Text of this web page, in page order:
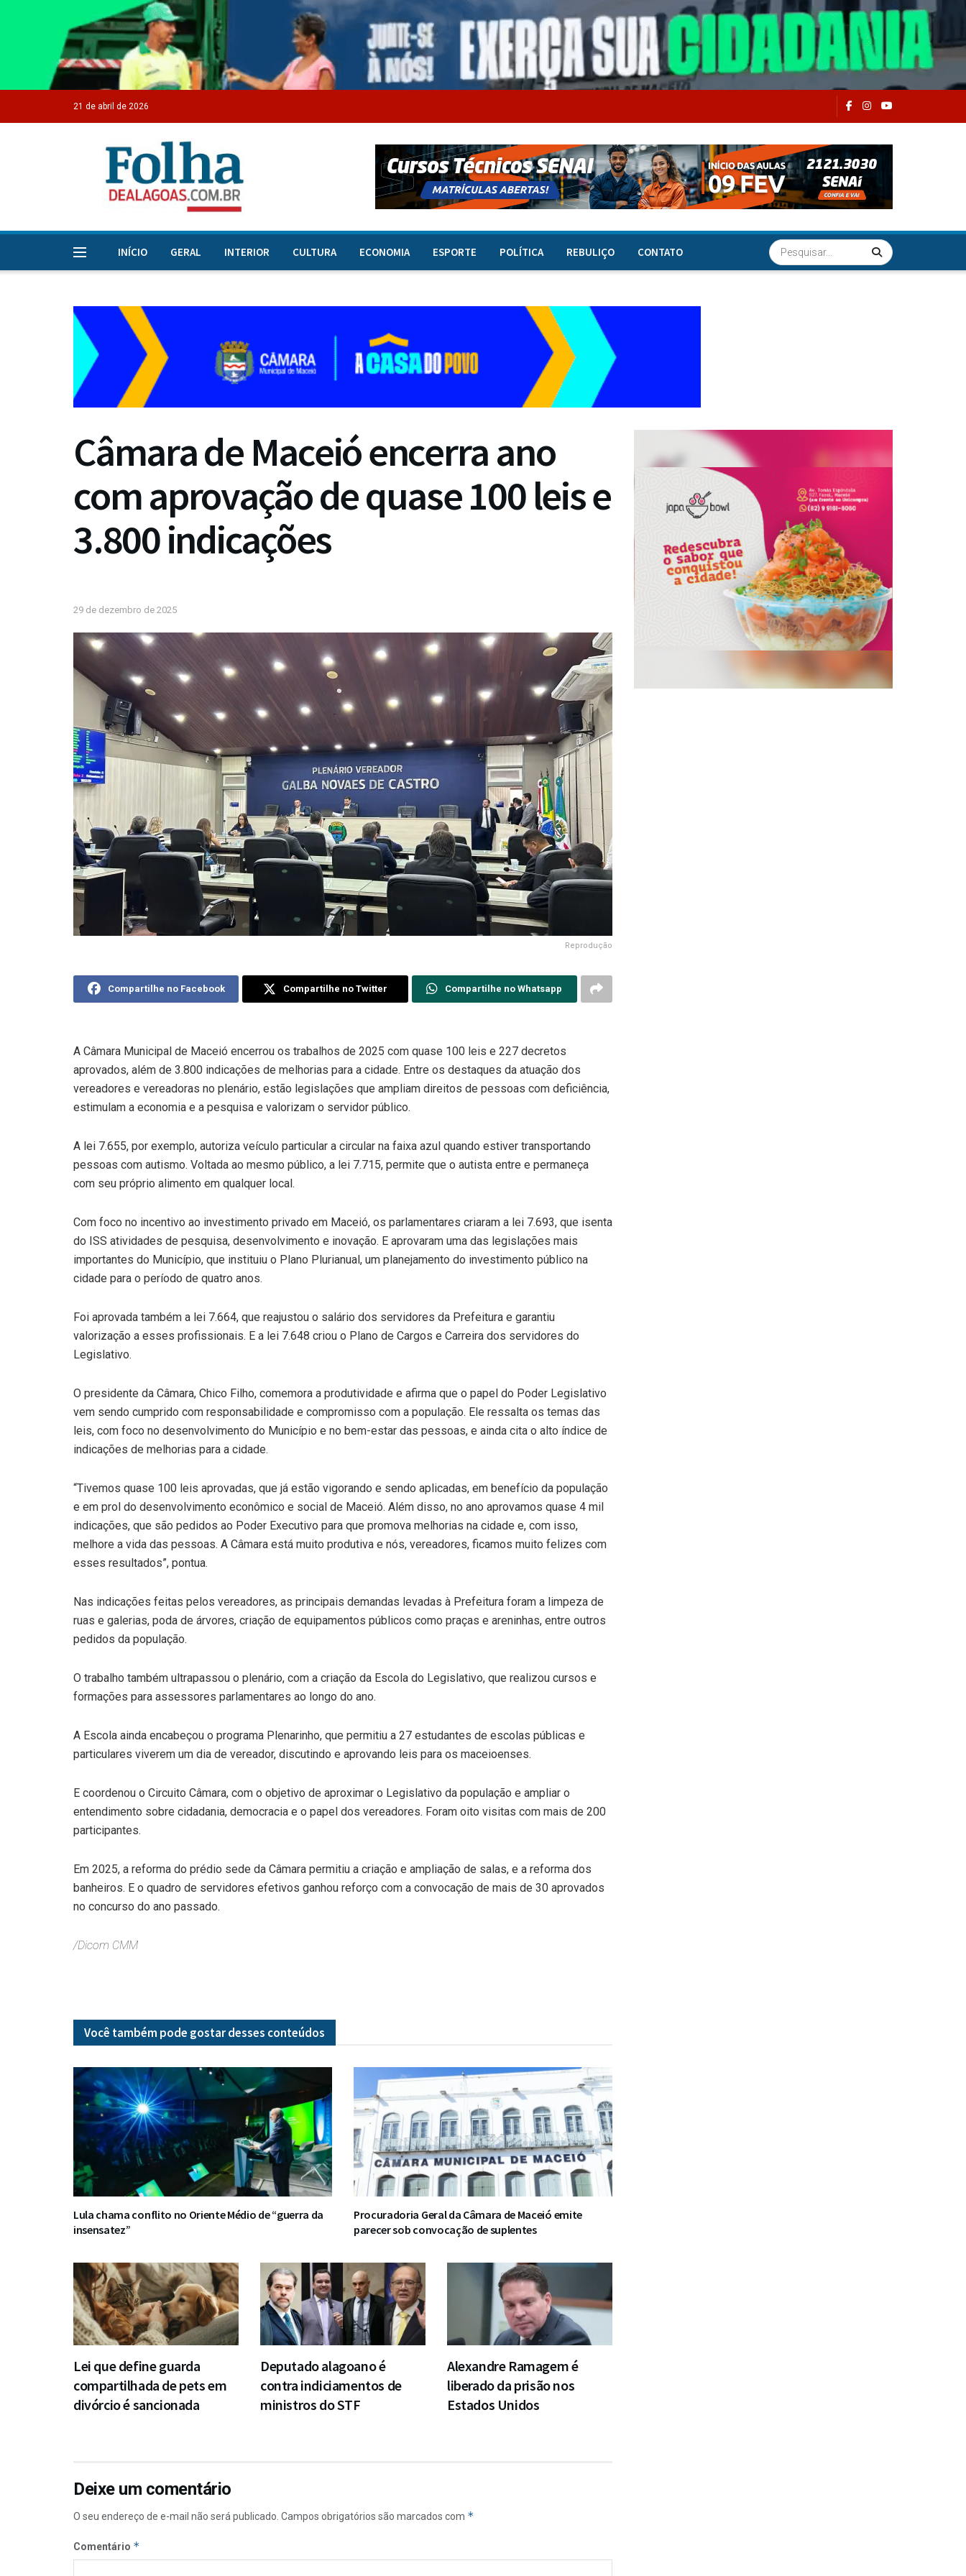
21 de abril de 2026
INÍCIO GERAL INTERIOR CULTURA ECONOMIA ESPORTE POLÍTICA REBULIÇO CONTATO
Câmara de Maceió encerra ano
com aprovação de quase 100 leis e
3.800 indicações
29 de dezembro de 2025
Reprodução
Compartilhe no Facebook Compartilhe no Twitter Compartilhe no Whatsapp
A Câmara Municipal de Maceió encerrou os trabalhos de 2025 com quase 100 leis e 227 decretos
aprovados, além de 3.800 indicações de melhorias para a cidade. Entre os destaques da atuação dos
vereadores e vereadoras no plenário, estão legislações que ampliam direitos de pessoas com deficiência,
estimulam a economia e a pesquisa e valorizam o servidor público.
A lei 7.655, por exemplo, autoriza veículo particular a circular na faixa azul quando estiver transportando
pessoas com autismo. Voltada ao mesmo público, a lei 7.715, permite que o autista entre e permaneça
com seu próprio alimento em qualquer local.
Com foco no incentivo ao investimento privado em Maceió, os parlamentares criaram a lei 7.693, que isenta
do ISS atividades de pesquisa, desenvolvimento e inovação. E aprovaram uma das legislações mais
importantes do Município, que instituiu o Plano Plurianual, um planejamento do investimento público na
cidade para o período de quatro anos.
Foi aprovada também a lei 7.664, que reajustou o salário dos servidores da Prefeitura e garantiu
valorização a esses profissionais. E a lei 7.648 criou o Plano de Cargos e Carreira dos servidores do
Legislativo.
O presidente da Câmara, Chico Filho, comemora a produtividade e afirma que o papel do Poder Legislativo
vem sendo cumprido com responsabilidade e compromisso com a população. Ele ressalta os temas das
leis, com foco no desenvolvimento do Município e no bem-estar das pessoas, e ainda cita o alto índice de
indicações de melhorias para a cidade.
“Tivemos quase 100 leis aprovadas, que já estão vigorando e sendo aplicadas, em benefício da população
e em prol do desenvolvimento econômico e social de Maceió. Além disso, no ano aprovamos quase 4 mil
indicações, que são pedidos ao Poder Executivo para que promova melhorias na cidade e, com isso,
melhore a vida das pessoas. A Câmara está muito produtiva e nós, vereadores, ficamos muito felizes com
esses resultados”, pontua.
Nas indicações feitas pelos vereadores, as principais demandas levadas à Prefeitura foram a limpeza de
ruas e galerias, poda de árvores, criação de equipamentos públicos como praças e areninhas, entre outros
pedidos da população.
O trabalho também ultrapassou o plenário, com a criação da Escola do Legislativo, que realizou cursos e
formações para assessores parlamentares ao longo do ano.
A Escola ainda encabeçou o programa Plenarinho, que permitiu a 27 estudantes de escolas públicas e
particulares viverem um dia de vereador, discutindo e aprovando leis para os maceioenses.
E coordenou o Circuito Câmara, com o objetivo de aproximar o Legislativo da população e ampliar o
entendimento sobre cidadania, democracia e o papel dos vereadores. Foram oito visitas com mais de 200
participantes.
Em 2025, a reforma do prédio sede da Câmara permitiu a criação e ampliação de salas, e a reforma dos
banheiros. E o quadro de servidores efetivos ganhou reforço com a convocação de mais de 30 aprovados
no concurso do ano passado.
/Dicom CMM
Você também pode gostar desses conteúdos
Lula chama conflito no Oriente Médio de “guerra da
insensatez”
Procuradoria Geral da Câmara de Maceió emite
parecer sob convocação de suplentes
Lei que define guarda
compartilhada de pets em
divórcio é sancionada
Deputado alagoano é
contra indiciamentos de
ministros do STF
Alexandre Ramagem é
liberado da prisão nos
Estados Unidos
Deixe um comentário
O seu endereço de e-mail não será publicado. Campos obrigatórios são marcados com *
Comentário *